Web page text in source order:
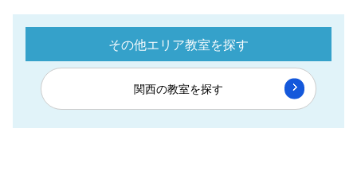
その他エリア教室を探す
関西の教室を探す